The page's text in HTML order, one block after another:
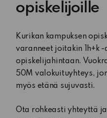
opiskelijoille
Kurikan kampuksen
varanneet joitakin 1h+k
opiskelijahintaan.
50M valokuituyhteys,
myös etänä sujuvasti.
Ota rohkeasti yhteyttä